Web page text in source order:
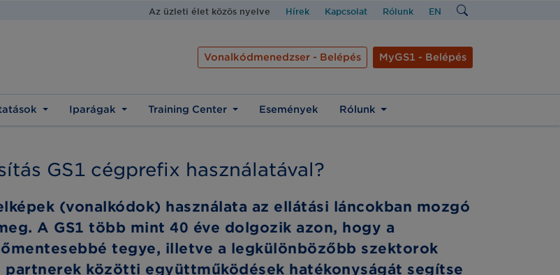
Az üzleti élet közös nyelve Hírek Kapcsolat Rólunk EN
Vonalkódmenedzser - Belépés MyGS1 - Belépés
Iparágak Training Center Események Rólunk
GS1 cégprefix használatával?
(vonalkódok) használata az ellátási láncokban mozgó
A GS1 több mint 40 éve dolgozik azon, hogy a
tegye, illetve a legkülönbözőbb szektorok
partnerek közötti együttműködések hatékonyságát segítse